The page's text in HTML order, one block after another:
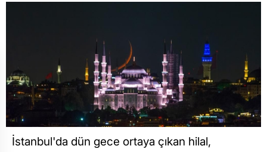
İstanbul'da dün gece ortaya çıkan hilal,